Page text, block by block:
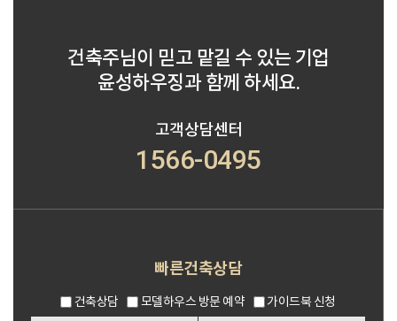
건축주님이 믿고 맡길 수 있는 기업
윤성하우징과 함께 하세요.
고객상담센터
1566-0495
빠른건축상담
건축상담 모델하우스 방문 예약 가이드북 신청